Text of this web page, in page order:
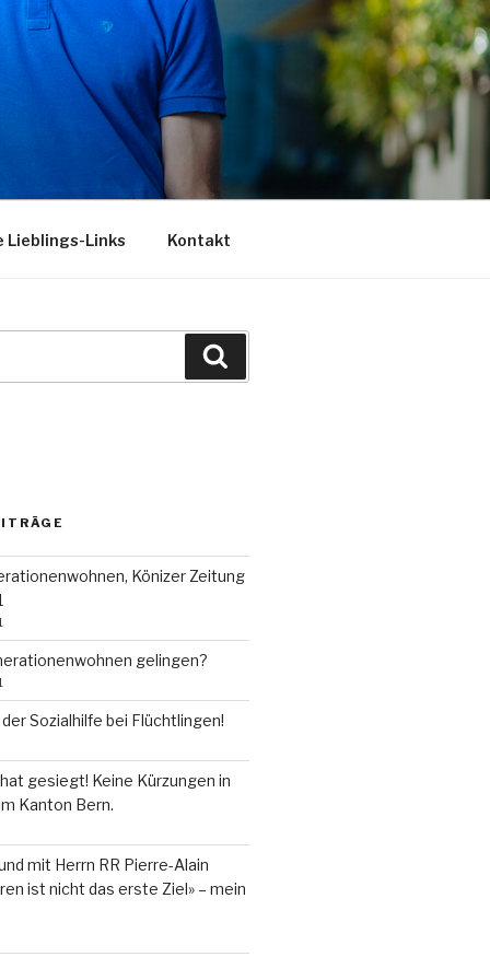
Lieblings-Links Kontakt
Könizer Zeitung
gelingen?
Sozialhilfe bei Flüchtlingen!
gesiegt! Keine Kürzungen in
Kanton Bern.
mit Herrn RR Pierre-Alain
ist nicht das erste Ziel» – mein